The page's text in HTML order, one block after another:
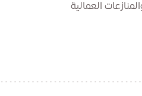
العمالية